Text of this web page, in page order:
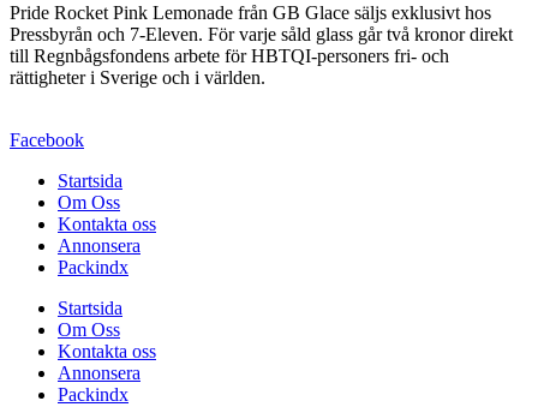
Pride Rocket Pink Lemonade från GB Glace säljs exklusivt hos
Pressbyrån och 7-Eleven. För varje såld glass går två kronor direkt
till Regnbågsfondens arbete för HBTQI-personers fri- och
rättigheter i Sverige och i världen.
Facebook
Startsida
Om Oss
Kontakta oss
Annonsera
Packindx
Startsida
Om Oss
Kontakta oss
Annonsera
Packindx